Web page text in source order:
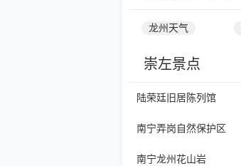
龙州天气
崇左景点
陆荣廷旧居陈列馆
南宁弄岗自然保护区
南宁龙州花山岩